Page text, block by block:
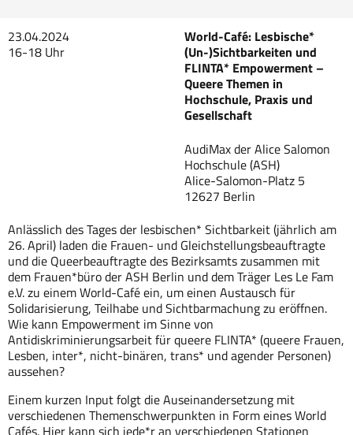
23.04.2024
16-18 Uhr
World-Café: Lesbische*
(Un-)Sichtbarkeiten und
FLINTA* Empowerment –
Queere Themen in
Hochschule, Praxis und
Gesellschaft
AudiMax der Alice Salomon
Hochschule (ASH)
Alice-Salomon-Platz 5
12627 Berlin
Anlässlich des Tages der lesbischen* Sichtbarkeit (jährlich am
26. April) laden die Frauen- und Gleichstellungsbeauftragte
und die Queerbeauftragte des Bezirksamts zusammen mit
dem Frauen*büro der ASH Berlin und dem Träger Les Le Fam
e.V. zu einem World-Café ein, um einen Austausch für
Solidarisierung, Teilhabe und Sichtbarmachung zu eröffnen.
Wie kann Empowerment im Sinne von
Antidiskriminierungsarbeit für queere FLINTA* (queere Frauen,
Lesben, inter*, nicht-binären, trans* und agender Personen)
aussehen?
Einem kurzen Input folgt die Auseinandersetzung mit
verschiedenen Themenschwerpunkten in Form eines World
Cafés. Hier kann sich jede*r an verschiedenen Stationen